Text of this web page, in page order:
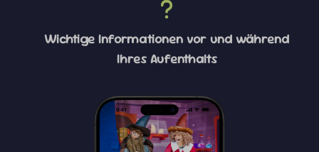
Wichtige Informationen vor und während
Ihres Aufenthalts